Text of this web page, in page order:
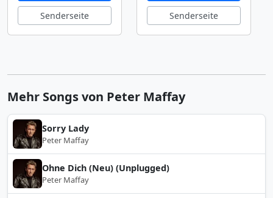
Senderseite Senderseite
Mehr Songs von Peter Maffay
Sorry Lady
Peter Maffay
Ohne Dich (Neu) (Unplugged)
Peter Maffay